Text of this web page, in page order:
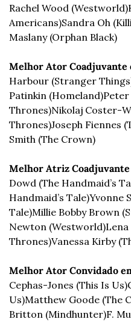
Rachel Wood (Westworld)
Americans)Sandra Oh
Maslany (Orphan Black)
Melhor Ator Coadjuvante
Harbour (Stranger
Patinkin (Homeland)Peter
Thrones)Nikolaj Coster-
Thrones)Joseph Fiennes
Smith (The Crown)
Melhor Atriz
Dowd (The Handmaid’s
Handmaid’s Tale)Yvonne
Tale)Millie Bobby Brown
Newton (Westworld)Lena
Thrones)Vanessa Kirby
Melhor Ator Convidado
Cephas-Jones (This Is Us)
Us)Matthew Goode (The
Britton (Mindhunter)F.